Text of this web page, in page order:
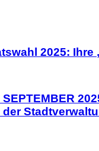
2025:
SEPTEMBER